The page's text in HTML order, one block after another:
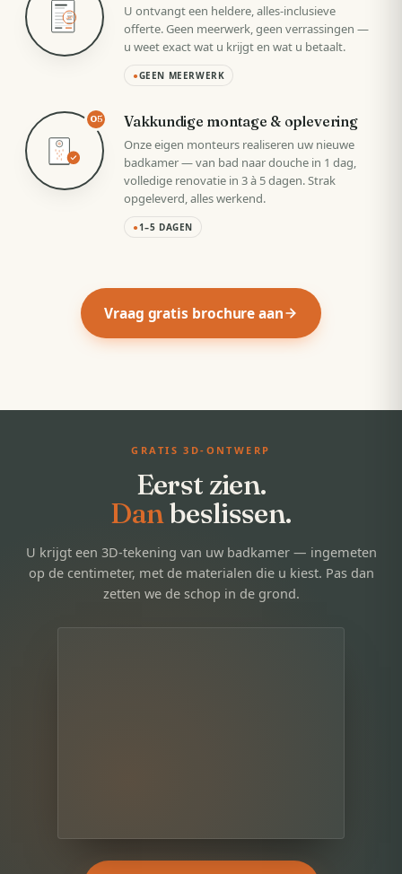
VAST
U ontvangt een heldere, alles-inclusieve
offerte. Geen meerwerk, geen verrassingen —
u weet exact wat u krijgt en wat u betaalt.
●GEEN MEERWERK
05 Vakkundige montage & oplevering
Onze eigen monteurs realiseren uw nieuwe
badkamer — van bad naar douche in 1 dag,
volledige renovatie in 3 à 5 dagen. Strak
opgeleverd, alles werkend.
●1–5 DAGEN
Vraag gratis brochure aan
GRATIS 3D-ONTWERP
Eerst zien.
Danbeslissen.
U krijgt een 3D-tekening van uw badkamer — ingemeten
op de centimeter, met de materialen die u kiest. Pas dan
zetten we de schop in de grond.